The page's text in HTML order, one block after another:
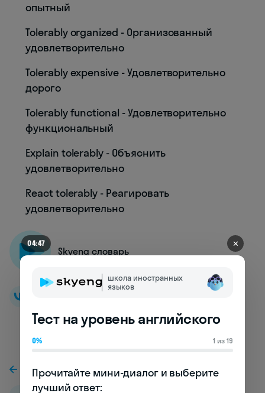
опытный
Tolerably organized - Организованный
удовлетворительно
Tolerably expensive - Удовлетворительно
дорого
Tolerably functional - Удовлетворительно
функциональный
Explain tolerably - Объяснить
удовлетворительно
React tolerably - Реагировать
удовлетворительно
Skyeng словарь
К предыдущей статье
04:41 ✕
школа иностранных
языков
Тест на уровень английского
0% 1 из 19
Прочитайте мини-диалог и выберите
лучший ответ: